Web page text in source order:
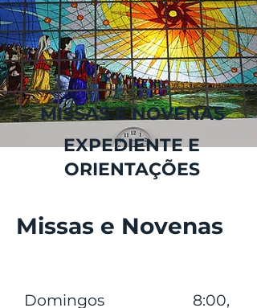
MISSAS E NOVENAS
EXPEDIENTE E
ORIENTAÇÕES
Missas e Novenas
Domingos 8:00,